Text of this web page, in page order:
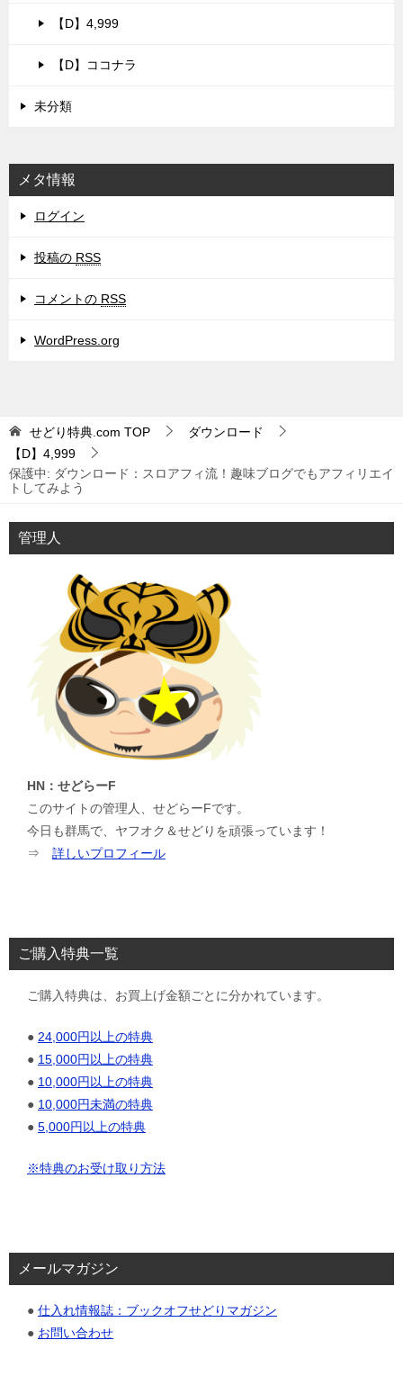
【D】4,999
【D】ココナラ
未分類
メタ情報
ログイン
投稿の RSS
コメントの RSS
WordPress.org
せどり特典.com TOP
ダウンロード
【D】4,999
保護中: ダウンロード：スロアフィ流！趣味ブログでもアフィリエイ
トしてみよう
管理人
HN：せどらーF
このサイトの管理人、せどらーFです。
今日も群馬で、ヤフオク＆せどりを頑張っています！
⇒ 詳しいプロフィール
ご購入特典一覧
ご購入特典は、お買上げ金額ごとに分かれています。
● 24,000円以上の特典
● 15,000円以上の特典
● 10,000円以上の特典
● 10,000円未満の特典
● 5,000円以上の特典
※特典のお受け取り方法
メールマガジン
● 仕入れ情報誌：ブックオフせどりマガジン
● お問い合わせ